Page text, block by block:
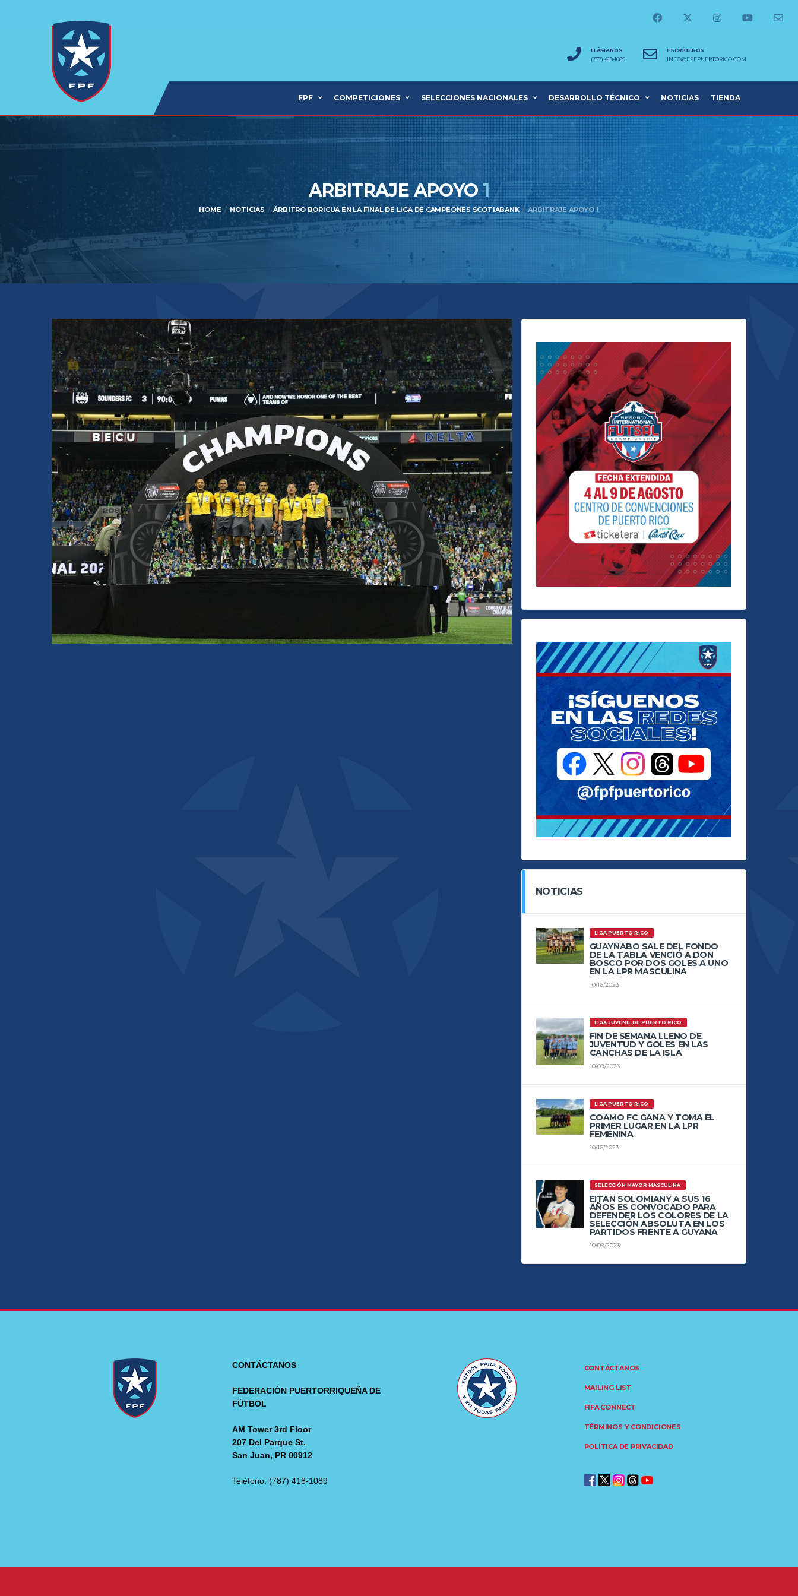
LLÁMANOS
(787) 418-1089
ESCRÍBENOS
INFO@FPFPUERTORICO.COM
FPF COMPETICIONES SELECCIONES NACIONALES DESARROLLO TÉCNICO NOTICIAS TIENDA
ARBITRAJE APOYO1
HOME NOTICIAS ÁRBITRO BORICUA EN LA FINAL DE LIGA DE CAMPEONES SCOTIABANK ARBITRAJE APOYO 1
NOTICIAS
LIGA PUERTO RICO
GUAYNABO SALE DEL FONDO
DE LA TABLA VENCIÓ A DON
BOSCO POR DOS GOLES A UNO
EN LA LPR MASCULINA
10/16/2023
LIGA JUVENIL DE PUERTO RICO
FIN DE SEMANA LLENO DE
JUVENTUD Y GOLES EN LAS
CANCHAS DE LA ISLA
10/09/2023
LIGA PUERTO RICO
COAMO FC GANA Y TOMA EL
PRIMER LUGAR EN LA LPR
FEMENINA
10/16/2023
SELECCIÓN MAYOR MASCULINA
EITAN SOLOMIANY A SUS 16
AÑOS ES CONVOCADO PARA
DEFENDER LOS COLORES DE LA
SELECCIÓN ABSOLUTA EN LOS
PARTIDOS FRENTE A GUYANA
10/09/2023
CONTÁCTANOS
FEDERACIÓN PUERTORRIQUEÑA DE
FÚTBOL
AM Tower 3rd Floor
207 Del Parque St.
San Juan, PR 00912
Teléfono: (787) 418-1089
CONTÁCTANOS
MAILING LIST
FIFA CONNECT
TÉRMINOS Y CONDICIONES
POLÍTICA DE PRIVACIDAD